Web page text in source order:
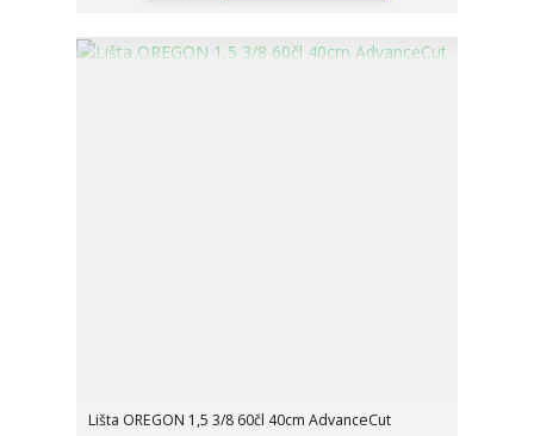
Lišta OREGON 1,5 3/8 60čl 40cm AdvanceCut